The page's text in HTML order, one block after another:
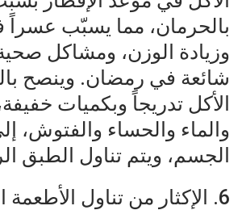
بالحرمان، مما يسبّب عسراً
وزيادة الوزن، ومشاكل
شائعة في رمضان. وينصح
الأكل تدريجاً وبكميات خفيفة،
والماء والحساء والفتوش،
الجسم، ويتم تناول الطبق
6. الإكثار من تناول الأطعمة